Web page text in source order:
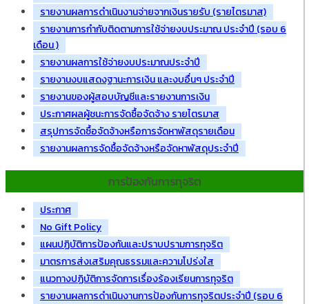
รายงานผลการดำเนินงานจ่ายจากเงินรายรับ (รายไตรมาส)
รายงานการกำกับติดตามการใช้จ่ายงบประมาณ ประจำปี (รอบ 6
เดือน )
รายงานผลการใช้จ่ายงบประมาณประจำปี
รายงานงบแสดงฐานะการเงิน และงบอื่นๆ ประจำปี
รายงานของผู้สอบบัญชีและรายงานการเงิน
ประกาศผลผู้ชนะการจัดซื้อจัดจ้าง รายไตรมาส
สรุปการจัดซื้อจัดจ้างหรือการจัดหาพัสดุรายเดือน
รายงานผลการจัดซื้อจัดจ้างหรือจัดหาพัสดุประจำปี
การป้องกันการทุจริต
ประกาศ
No Gift Policy
แผนปฏิบัติการป้องกันและปราบปรามการทุจริต
มาตรการส่งเสริมคุณธรรมและความโปร่งใส
แนวทางปฏิบัติการจัดการเรื่องร้องเรียนการทุจริต
รายงานผลการดำเนินงานการป้องกันการทุจริตประจำปี (รอบ 6